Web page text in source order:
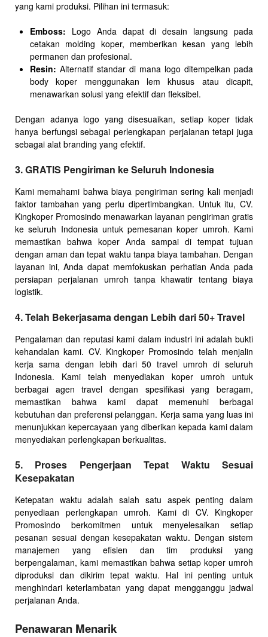
yang kami produksi. Pilihan ini termasuk:
Emboss: Logo Anda dapat di desain langsung pada
cetakan molding koper, memberikan kesan yang lebih
permanen dan profesional.
Resin: Alternatif standar di mana logo ditempelkan pada
body koper menggunakan lem khusus atau dicapit,
menawarkan solusi yang efektif dan fleksibel.
Dengan adanya logo yang disesuaikan, setiap koper tidak
hanya berfungsi sebagai perlengkapan perjalanan tetapi juga
sebagai alat branding yang efektif.
3. GRATIS Pengiriman ke Seluruh Indonesia
Kami memahami bahwa biaya pengiriman sering kali menjadi
faktor tambahan yang perlu dipertimbangkan. Untuk itu, CV.
Kingkoper Promosindo menawarkan layanan pengiriman gratis
ke seluruh Indonesia untuk pemesanan koper umroh. Kami
memastikan bahwa koper Anda sampai di tempat tujuan
dengan aman dan tepat waktu tanpa biaya tambahan. Dengan
layanan ini, Anda dapat memfokuskan perhatian Anda pada
persiapan perjalanan umroh tanpa khawatir tentang biaya
logistik.
4. Telah Bekerjasama dengan Lebih dari 50+ Travel
Pengalaman dan reputasi kami dalam industri ini adalah bukti
kehandalan kami. CV. Kingkoper Promosindo telah menjalin
kerja sama dengan lebih dari 50 travel umroh di seluruh
Indonesia. Kami telah menyediakan koper umroh untuk
berbagai agen travel dengan spesifikasi yang beragam,
memastikan bahwa kami dapat memenuhi berbagai
kebutuhan dan preferensi pelanggan. Kerja sama yang luas ini
menunjukkan kepercayaan yang diberikan kepada kami dalam
menyediakan perlengkapan berkualitas.
5. Proses Pengerjaan Tepat Waktu Sesuai
Kesepakatan
Ketepatan waktu adalah salah satu aspek penting dalam
penyediaan perlengkapan umroh. Kami di CV. Kingkoper
Promosindo berkomitmen untuk menyelesaikan setiap
pesanan sesuai dengan kesepakatan waktu. Dengan sistem
manajemen yang efisien dan tim produksi yang
berpengalaman, kami memastikan bahwa setiap koper umroh
diproduksi dan dikirim tepat waktu. Hal ini penting untuk
menghindari keterlambatan yang dapat mengganggu jadwal
perjalanan Anda.
Penawaran Menarik